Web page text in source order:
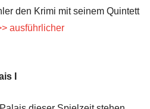
den Krimi mit seinem Quintett
ausführlicher
I